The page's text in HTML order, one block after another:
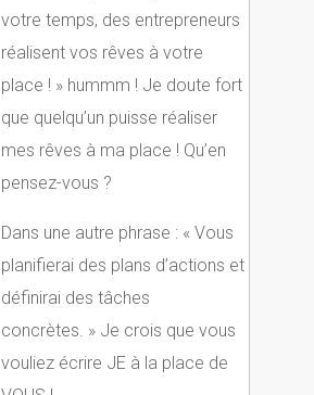
votre temps, des entrepreneurs
réalisent vos rêves à votre
place ! » hummm ! Je doute fort
que quelqu’un puisse réaliser
mes rêves à ma place ! Qu’en
pensez-vous ?
Dans une autre phrase : « Vous
planifierai des plans d’actions et
définirai des tâches
concrètes. » Je crois que vous
vouliez écrire JE à la place de